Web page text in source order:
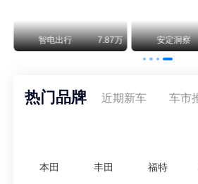
智电出行 7.87万 安定洞察
热门品牌 近期新车 车市
本田 丰田 福特